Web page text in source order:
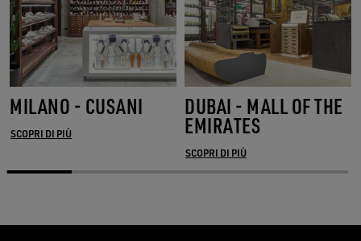
MILANO - CUSANI
SCOPRI DI PIÙ
DUBAI - MALL OF THE
EMIRATES
SCOPRI DI PIÙ